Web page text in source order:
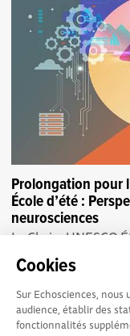
Cookies
Sur Echosciences,
audience, établir des
fonctionnalités
Prolongation pour
École d’été :
neurosciences
La Chaire UNESCO
la Communauté
de Toulouse,